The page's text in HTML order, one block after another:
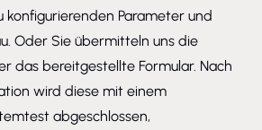
konfigurierenden Parameter und
Oder Sie übermitteln uns die
das bereitgestellte Formular. Nach
wird diese mit einem
abgeschlossen,